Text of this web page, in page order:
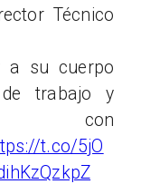
Técnico
a su cuerpo
trabajo y
con
t.co/5jO